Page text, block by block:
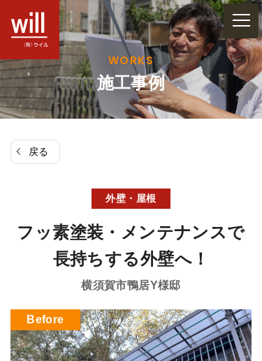
ン
ツ
へ
WORKS
施工事例
戻る
外壁・屋根
フッ素塗装・メンテナンスで
長持ちする外壁へ！
横須賀市鴨居Y様邸
Before